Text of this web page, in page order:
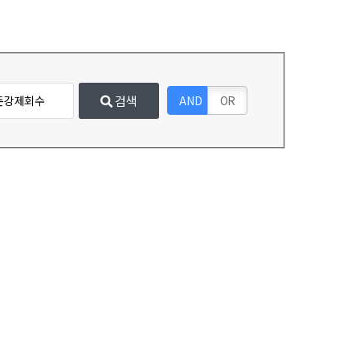
검색 AND OR